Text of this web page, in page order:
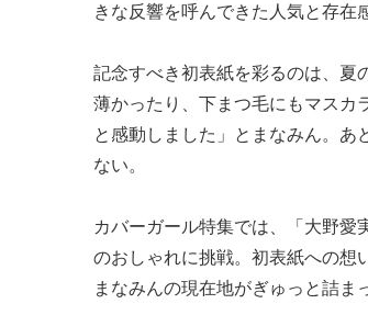
きな反響を呼んできた人気と存在
記念すべき初表紙を彩るのは、夏
薄かったり、下まつ毛にもマスカ
と感動しました」とまなみん。あ
ない。
カバーガール特集では、「大野
のおしゃれに挑戦。初表紙への想
まなみんの現在地がぎゅっと詰ま